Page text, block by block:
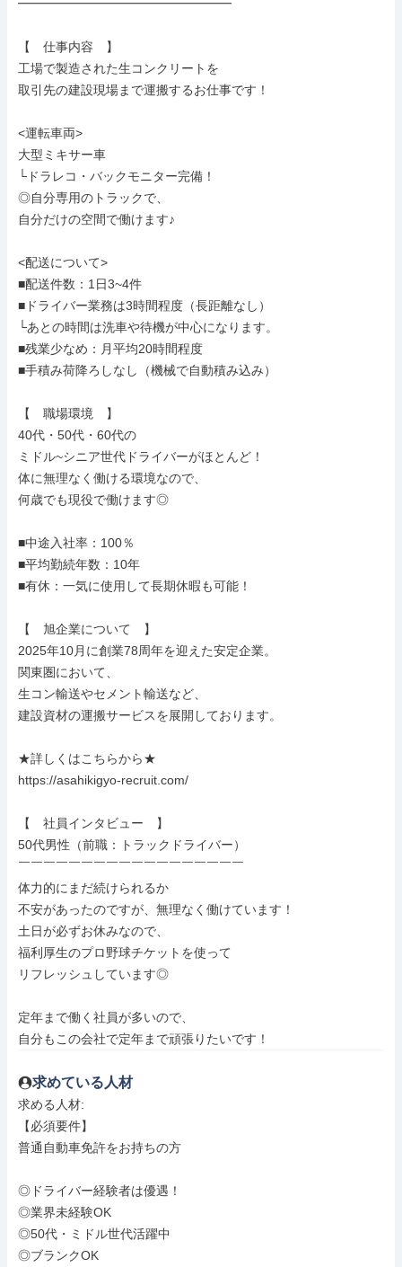
━━━━━━━━━━━━━━━━━
【　仕事内容　】
工場で製造された生コンクリートを
取引先の建設現場まで運搬するお仕事です！
<運転車両>
大型ミキサー車
└ドラレコ・バックモニター完備！
◎自分専用のトラックで、
自分だけの空間で働けます♪
<配送について>
■配送件数：1日3~4件
■ドライバー業務は3時間程度（長距離なし）
└あとの時間は洗車や待機が中心になります。
■残業少なめ：月平均20時間程度
■手積み荷降ろしなし（機械で自動積み込み）
【　職場環境　】
40代・50代・60代の
ミドル~シニア世代ドライバーがほとんど！
体に無理なく働ける環境なので、
何歳でも現役で働けます◎
■中途入社率：100％
■平均勤続年数：10年
■有休：一気に使用して長期休暇も可能！
【　旭企業について　】
2025年10月に創業78周年を迎えた安定企業。
関東圏において、
生コン輸送やセメント輸送など、
建設資材の運搬サービスを展開しております。
★詳しくはこちらから★
https://asahikigyo-recruit.com/
【　社員インタビュー　】
50代男性（前職：トラックドライバー）
￣￣￣￣￣￣￣￣￣￣￣￣￣￣￣￣￣￣
体力的にまだ続けられるか
不安があったのですが、無理なく働けています！
土日が必ずお休みなので、
福利厚生のプロ野球チケットを使って
リフレッシュしています◎
定年まで働く社員が多いので、
自分もこの会社で定年まで頑張りたいです！
求めている人材
求める人材:
【必須要件】
普通自動車免許をお持ちの方
◎ドライバー経験者は優遇！
◎業界未経験OK
◎50代・ミドル世代活躍中
◎ブランクOK